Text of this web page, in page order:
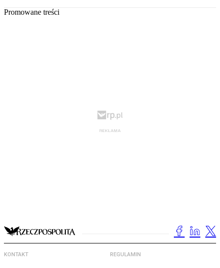
Promowane treści
KONTAKT REGULAMIN